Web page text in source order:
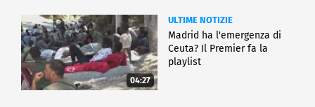
04:27
ULTIME NOTIZIE
Madrid ha l'emergenza di
Ceuta? Il Premier fa la
playlist